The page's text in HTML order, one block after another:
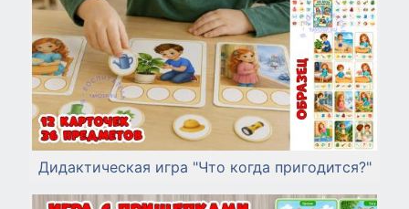
Дидактическая игра "Что когда пригодится?"